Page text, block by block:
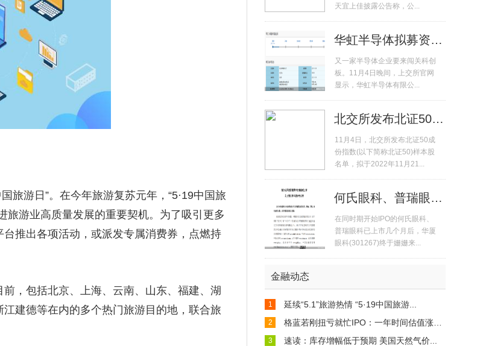
旅游日”。在今年旅游复苏元年，“5·19中国旅
旅游业高质量发展的重要契机。为了吸引更多
推出各项活动，或派发专属消费券，点燃持
，包括北京、上海、云南、山东、福建、湖
建德等在内的多个热门旅游目的地，联合旅
天宜上佳披露公告称，公...
华虹半导体拟募资180亿元冲击科...
又一家半导体企业要来闯关科创
板。11月4日晚间，上交所官网
显示，华虹半导体有限公...
北交所发布北证50成份指数首发样...
11月4日，北交所发布北证50成
份指数(以下简称北证50)样本股
名单，拟于2022年11月21...
何氏眼科、普瑞眼科11月7日上市...
在同时期开始IPO的何氏眼科、
普瑞眼科已上市几个月后，华厦
眼科(301267)终于姗姗来...
金融动态
1 延续“5.1”旅游热情 “5·19中国旅游...
2 格蓝若刚扭亏就忙IPO：一年时间估值涨至10倍
3 速读：库存增幅低于预期 美国天然气价...